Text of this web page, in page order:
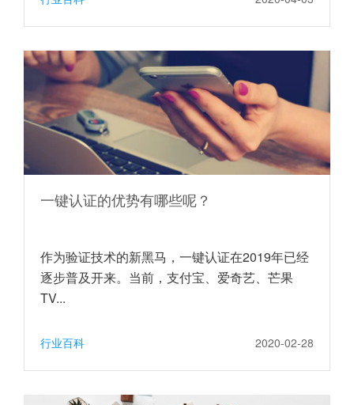
一键认证的优势有哪些呢？
作为验证技术的新黑马，一键认证在2019年已经
逐步普及开来。当前，支付宝、爱奇艺、芒果
TV...
行业百科 2020-02-28